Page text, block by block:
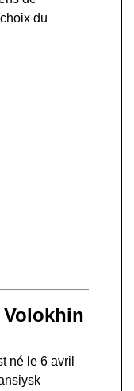
du
Volokhin
né le 6 avril